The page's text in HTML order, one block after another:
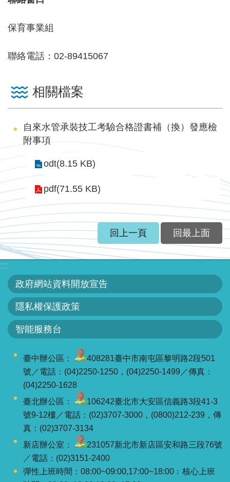
見
箱
見
問
廉
政
臺
性
平
專
區
English
RSS
互
交
專
府
保育事業組
聯絡電話：02-89415067
相關檔案
自來水管承裝技工考驗合格證書補（換）發應檢
附事項
odt(8.15 KB)
pdf(71.55 KB)
回上一頁 回最上面
:::
政府網站資料開放宣告
隱私權保護政策
智能服務台
臺中辦公區：
408281臺中市南屯區黎明路2段501
號／電話：(04)2250-1250，(04)2250-1499／傳真：
(04)2250-1628
臺北辦公區：
106242臺北市大安區信義路3段41-3
號9-12樓／電話：(02)3707-3000，(0800)212-239，傳
真：(02)3707-3134
新店辦公室：
231057新北市新店區安和路三段76號
／電話：(02)3151-2400
彈性上班時間：08:00~09:00,17:00~18:00﹔核心上班